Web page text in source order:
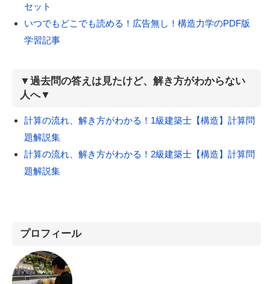
セット
いつでもどこでも読める！広告無し！構造力学のPDF版
学習記事
▼過去問の答えは見たけど、解き方がわからない
人へ▼
計算の流れ、解き方がわかる！1級建築士【構造】計算問
題解説集
計算の流れ、解き方がわかる！2級建築士【構造】計算問
題解説集
プロフィール